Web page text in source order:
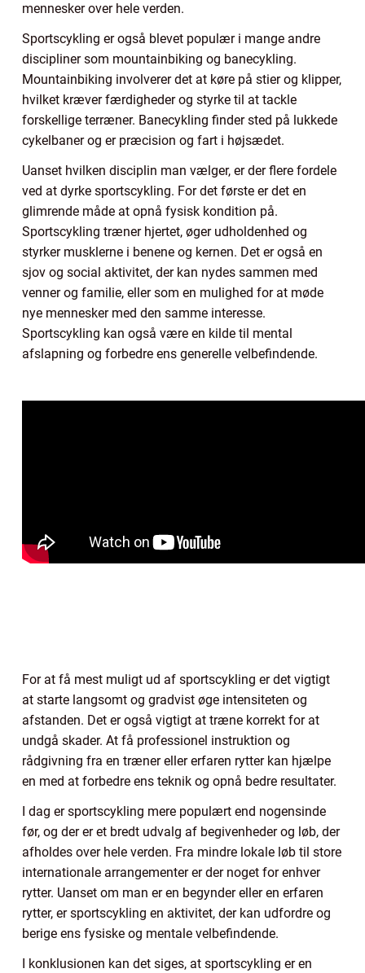
mennesker over hele verden.
Sportscykling er også blevet populær i mange andre
discipliner som mountainbiking og banecykling.
Mountainbiking involverer det at køre på stier og klipper,
hvilket kræver færdigheder og styrke til at tackle
forskellige terræner. Banecykling finder sted på lukkede
cykelbaner og er præcision og fart i højsædet.
Uanset hvilken disciplin man vælger, er der flere fordele
ved at dyrke sportscykling. For det første er det en
glimrende måde at opnå fysisk kondition på.
Sportscykling træner hjertet, øger udholdenhed og
styrker musklerne i benene og kernen. Det er også en
sjov og social aktivitet, der kan nydes sammen med
venner og familie, eller som en mulighed for at møde
nye mennesker med den samme interesse.
Sportscykling kan også være en kilde til mental
afslapning og forbedre ens generelle velbefindende.
For at få mest muligt ud af sportscykling er det vigtigt
at starte langsomt og gradvist øge intensiteten og
afstanden. Det er også vigtigt at træne korrekt for at
undgå skader. At få professionel instruktion og
rådgivning fra en træner eller erfaren rytter kan hjælpe
en med at forbedre ens teknik og opnå bedre resultater.
I dag er sportscykling mere populært end nogensinde
før, og der er et bredt udvalg af begivenheder og løb, der
afholdes over hele verden. Fra mindre lokale løb til store
internationale arrangementer er der noget for enhver
rytter. Uanset om man er en begynder eller en erfaren
rytter, er sportscykling en aktivitet, der kan udfordre og
berige ens fysiske og mentale velbefindende.
I konklusionen kan det siges, at sportscykling er en